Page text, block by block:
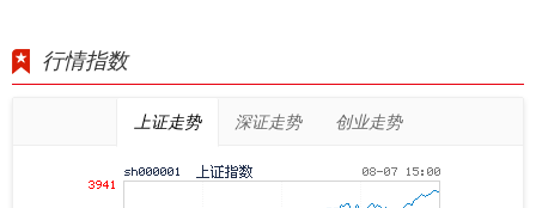
行情指数
上证走势 深证走势 创业走势